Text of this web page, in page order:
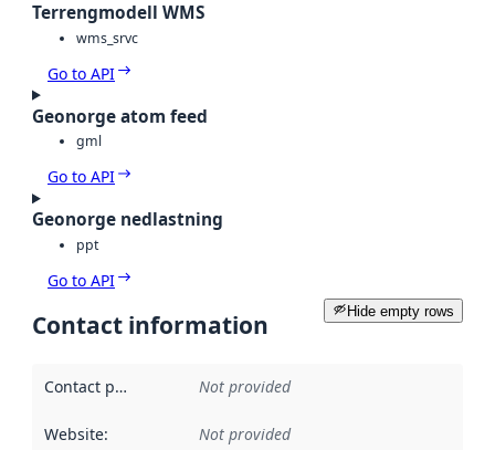
Terrengmodell WMS
wms_srvc
Go to API
Geonorge atom feed
gml
Go to API
Geonorge nedlastning
ppt
Go to API
Hide empty rows
Contact information
Contact point Not provided
Website: Not provided